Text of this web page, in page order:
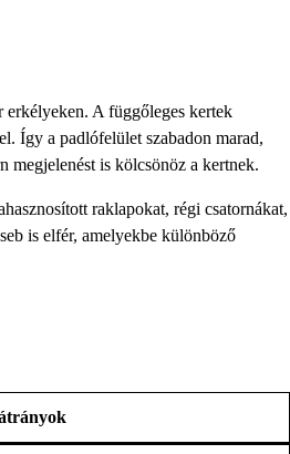
erkélyeken. A függőleges kertek
Így a padlófelület szabadon marad,
megjelenést is kölcsönöz a kertnek.
raklapokat, régi csatornákat,
is elfér, amelyekbe különböző